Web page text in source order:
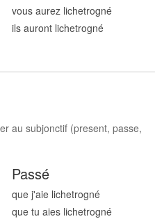
vous aurez lichetrogné
ils auront lichetrogné
au subjonctif (present, passe,
Passé
que j'aie lichetrogné
que tu aies lichetrogné